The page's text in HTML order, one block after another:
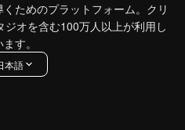
ためのプラットフォーム。クリ
オを含む100万人以上が利用し
す。
本語